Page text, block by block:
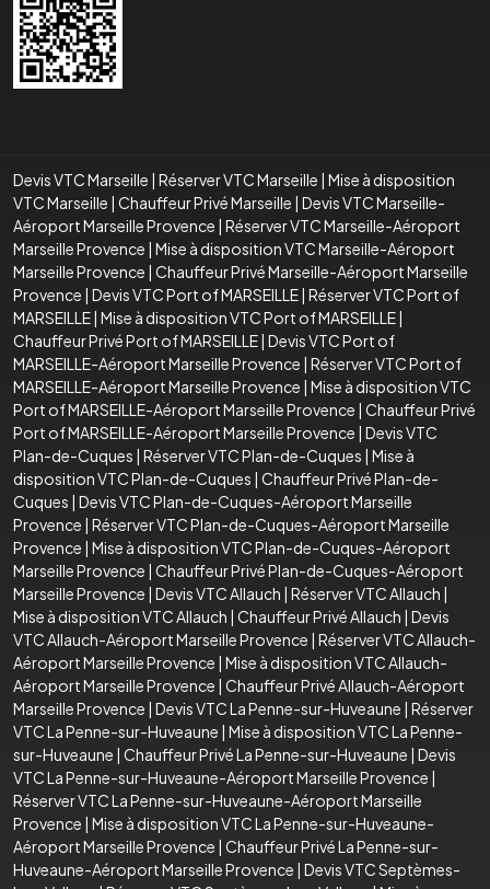
Devis VTC Marseille | Réserver VTC Marseille | Mise à disposition
VTC Marseille | Chauffeur Privé Marseille | Devis VTC Marseille-
Aéroport Marseille Provence | Réserver VTC Marseille-Aéroport
Marseille Provence | Mise à disposition VTC Marseille-Aéroport
Marseille Provence | Chauffeur Privé Marseille-Aéroport Marseille
Provence | Devis VTC Port of MARSEILLE| Réserver VTC Port of
MARSEILLE| Mise à disposition VTC Port of MARSEILLE|
Chauffeur Privé Port of MARSEILLE| Devis VTC Port of
MARSEILLE-Aéroport Marseille Provence | Réserver VTC Port of
MARSEILLE-Aéroport Marseille Provence | Mise à disposition VTC
Port of MARSEILLE-Aéroport Marseille Provence | Chauffeur Privé
Port of MARSEILLE-Aéroport Marseille Provence | Devis VTC
Plan-de-Cuques | Réserver VTC Plan-de-Cuques | Mise à
disposition VTC Plan-de-Cuques | Chauffeur Privé Plan-de-
Cuques | Devis VTC Plan-de-Cuques-Aéroport Marseille
Provence | Réserver VTC Plan-de-Cuques-Aéroport Marseille
Provence | Mise à disposition VTC Plan-de-Cuques-Aéroport
Marseille Provence | Chauffeur Privé Plan-de-Cuques-Aéroport
Marseille Provence | Devis VTC Allauch | Réserver VTC Allauch |
Mise à disposition VTC Allauch | Chauffeur Privé Allauch | Devis
VTC Allauch-Aéroport Marseille Provence | Réserver VTC Allauch-
Aéroport Marseille Provence | Mise à disposition VTC Allauch-
Aéroport Marseille Provence | Chauffeur Privé Allauch-Aéroport
Marseille Provence | Devis VTC La Penne-sur-Huveaune | Réserver
VTC La Penne-sur-Huveaune | Mise à disposition VTC La Penne-
sur-Huveaune | Chauffeur Privé La Penne-sur-Huveaune | Devis
VTC La Penne-sur-Huveaune-Aéroport Marseille Provence |
Réserver VTC La Penne-sur-Huveaune-Aéroport Marseille
Provence | Mise à disposition VTC La Penne-sur-Huveaune-
Aéroport Marseille Provence | Chauffeur Privé La Penne-sur-
Huveaune-Aéroport Marseille Provence | Devis VTC Septèmes-